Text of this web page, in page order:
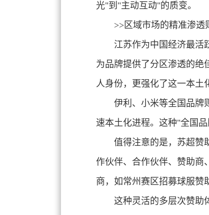
光"到"主动互动"的质变。
>>区域市场的精准渗透
江苏作为中国经济最活
为品牌提供了分区渗透的绝
人身份，更强化了这一本土
伊利、小米等全国品牌
速本土化进程。这种"全国
值得注意的是，苏超赞
作伙伴、合作伙伴、赞助商
商，如常州赛区招募球服赞
这种灵活的多层次赞助